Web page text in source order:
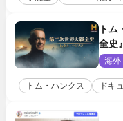
トム
全史
収め
海外
トム・ハンクス ドキ